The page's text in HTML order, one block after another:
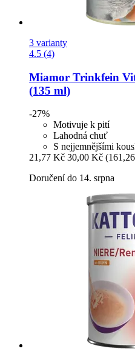
3 varianty
4.5 (4)
Miamor Trinkfein
(135 ml)
-27%
Motivuje k pití
Lahodná chuť
S nejjemnějšími
21,77 Kč 30,00 Kč
Doručení do 14. srpna